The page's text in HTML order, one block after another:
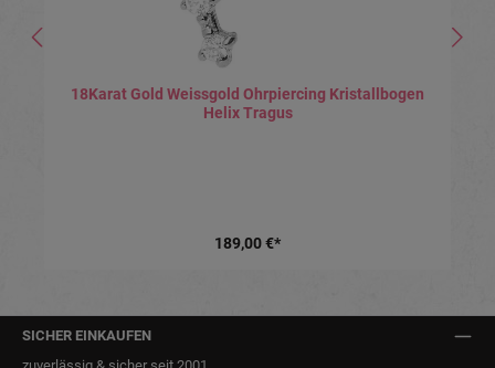
18Karat Gold Weissgold Ohrpiercing Kristallbogen
Helix Tragus
189,00 €*
SICHER EINKAUFEN